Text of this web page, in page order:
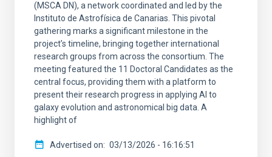
(MSCA DN), a network coordinated and led by the
Instituto de Astrofísica de Canarias. This pivotal
gathering marks a significant milestone in the
project’s timeline, bringing together international
research groups from across the consortium. The
meeting featured the 11 Doctoral Candidates as the
central focus, providing them with a platform to
present their research progress in applying AI to
galaxy evolution and astronomical big data. A
highlight of
Advertised on 03/13/2026 - 16:16:51